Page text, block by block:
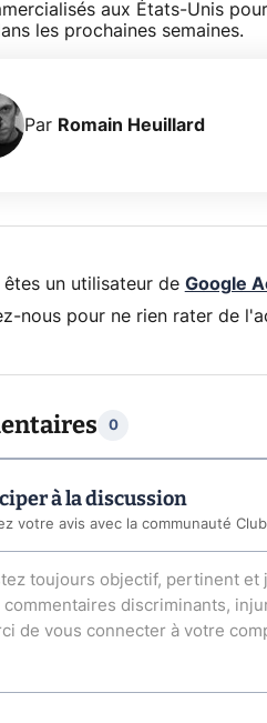
aux États-Unis
les prochaines semaines.
Par Romain Heuillard
êtes un utilisateur de Google
nous pour ne rien rater de
0
à la discussion
votre avis avec la communauté